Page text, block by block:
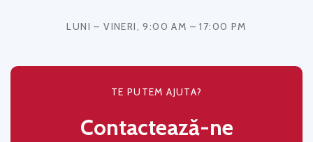
LUNI – VINERI, 9:00 AM – 17:00 PM
TE PUTEM AJUTA?
Contactează-ne